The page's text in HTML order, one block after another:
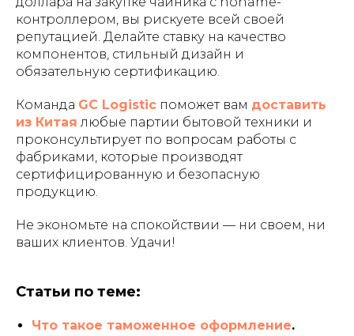
контроллером, вы рискуете всей своей
репутацией. Делайте ставку на качество
компонентов, стильный дизайн и
обязательную сертификацию.
Команда GC Logistic поможет вам доставить
из Китая любые партии бытовой техники и
проконсультирует по вопросам работы с
фабриками, которые производят
сертифицированную и безопасную
продукцию.
Не экономьте на спокойствии — ни своем, ни
ваших клиентов. Удачи!
Статьи по теме:
Что такое таможенное оформление.